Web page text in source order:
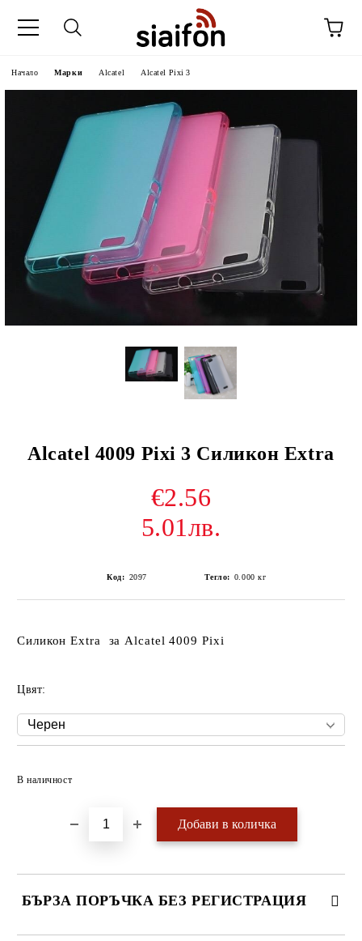
Начало Марки Alcatel Alcatel Pixi 3
Alcatel 4009 Pixi 3 Силикон Extra
€2.56
5.01лв.
Код: 2097 Тегло: 0.000 кг
Силикон Extra за Alcatel 4009 Pixi
Цвят:
В наличност
БЪРЗА ПОРЪЧКА БЕЗ РЕГИСТРАЦИЯ